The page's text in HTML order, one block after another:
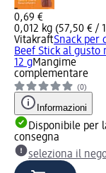
0,69 €
0,012 kg (57,50 € /
VitakraftSnack per
Beef Stick al gusto
12 gMangime
complementare
(0)
Informazioni
Disponibile per
consegna
seleziona il